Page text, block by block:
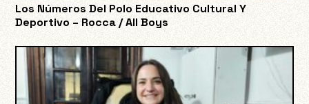
Los Números Del Polo Educativo Cultural Y
Deportivo – Rocca / All Boys